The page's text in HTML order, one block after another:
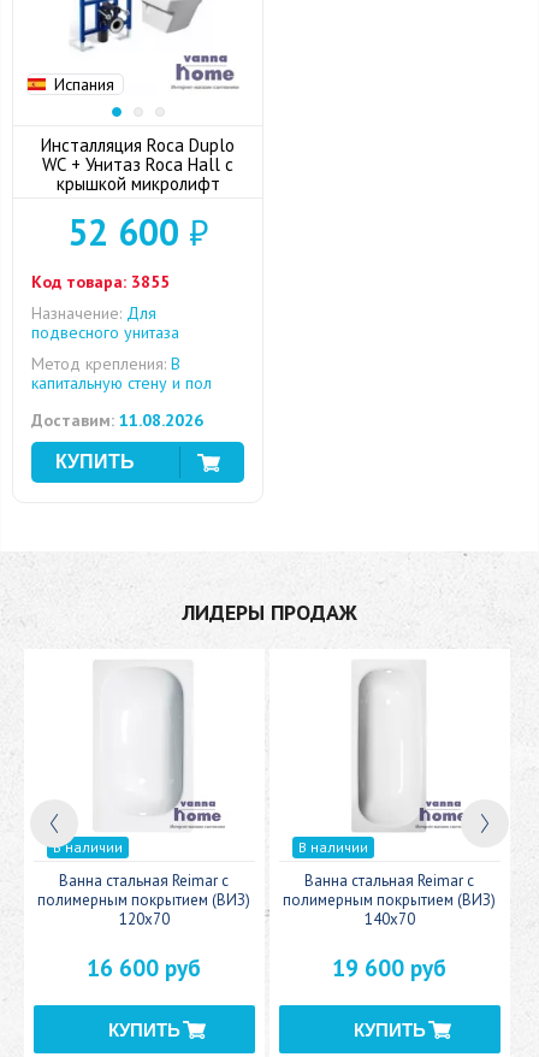
Испания
Инсталляция Roca Duplo
WC + Унитаз Roca Hall с
крышкой микролифт
52 600 ₽
Код товара: 3855
Назначение: Для
подвесного унитаза
Метод крепления: В
капитальную стену и пол
Доставим: 11.08.2026
ЛИДЕРЫ ПРОДАЖ
В наличии
Ванна стальная Reimar с
полимерным покрытием (ВИЗ)
120x70
16 600 руб
В наличии
Ванна стальная Reimar с
полимерным покрытием (ВИЗ)
140x70
19 600 руб